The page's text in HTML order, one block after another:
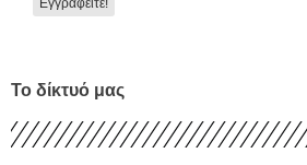
Το δίκτυό μας